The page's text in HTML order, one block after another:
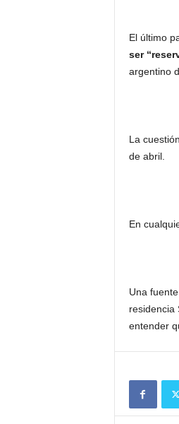
El último
ser
argentino
La
de abril.
En
Una
residencia
entender